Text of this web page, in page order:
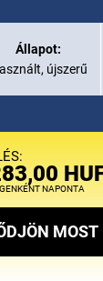
Állapot:
újszerű
NAPONTA
MOST